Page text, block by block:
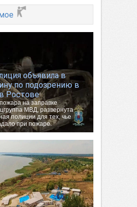
объявила в
по подозрению в
Ростове
на заправке
МВД, развернута
полиции для тех, чье
при пожаре.